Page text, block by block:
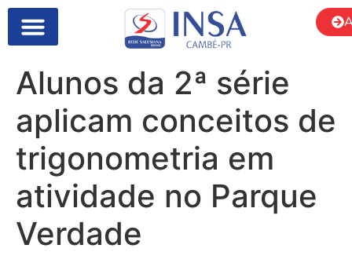
Alunos da 2ª série
aplicam conceitos de
trigonometria em
atividade no Parque
Verdade